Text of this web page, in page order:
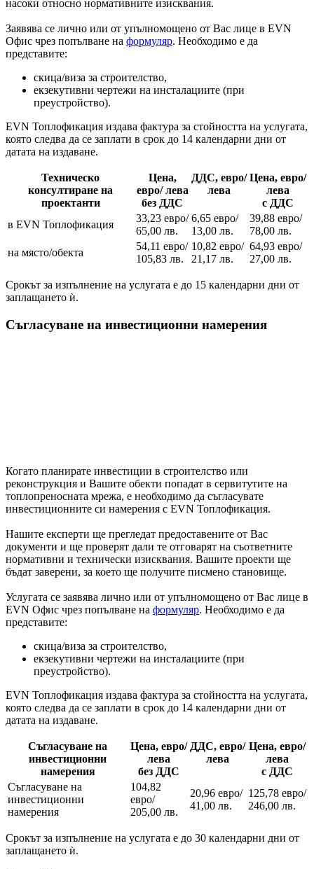
насоки относно нормативните изисквания.
Заявява се лично или от упълномощено от Вас лице в EVN
Офис чрез попълване на формуляр. Необходимо е да
представите:
скица/виза за строителство,
екзекутивни чертежи на инсталациите (при
преустройство).
EVN Топлофикация издава фактура за стойността на услугата,
която следва да се заплати в срок до 14 календарни дни от
датата на издаване.
Техническо
консултиране на
проектанти
Цена,
евро/ лева
без ДДС
ДДС, евро/
лева
Цена, евро/
лева
с ДДС
в EVN Топлофикация
33,23 евро/
65,00 лв.
6,65 евро/
13,00 лв.
39,88 евро/
78,00 лв.
на място/обекта
54,11 евро/
105,83 лв.
10,82 евро/
21,17 лв.
64,93 евро/
27,00 лв.
Срокът за изпълнение на услугата е до 15 календарни дни от
заплащането ѝ.
Съгласуване на инвестиционни намерения
Когато планирате инвестиции в строителство или
реконструкция и Вашите обекти попадат в сервитутите на
топлопреносната мрежа, е необходимо да съгласувате
инвестиционните си намерения с EVN Топлофикация.
Нашите експерти ще прегледат предоставените от Вас
документи и ще проверят дали те отговарят на съответните
нормативни и технически изисквания. Вашите проекти ще
бъдат заверени, за което ще получите писмено становище.
Услугата се заявява лично или от упълномощено от Вас лице в
EVN Офис чрез попълване на формуляр. Необходимо е да
представите:
скица/виза за строителство,
екзекутивни чертежи на инсталациите (при
преустройство).
EVN Топлофикация издава фактура за стойността на услугата,
която следва да се заплати в срок до 14 календарни дни от
датата на издаване.
Съгласуване на
инвестиционни
намерения
Цена, евро/
лева
без ДДС
ДДС, евро/
лева
Цена, евро/
лева
с ДДС
Съгласуване на
инвестиционни
намерения
104,82
евро/
205,00 лв.
20,96 евро/
41,00 лв.
125,78 евро/
246,00 лв.
Срокът за изпълнение на услугата е до 30 календарни дни от
заплащането ѝ.